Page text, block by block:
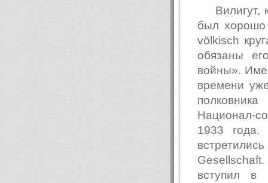
Вилигут,
был хорошо
völkisch
обязаны
войны».
времени
Национал-
1933
Gesellschaft.
вступил в